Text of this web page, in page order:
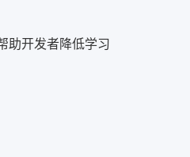
助开发者降低学习